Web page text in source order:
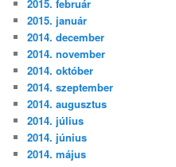
2015. február
2015. január
2014. december
2014. november
2014. október
2014. szeptember
2014. augusztus
2014. július
2014. június
2014. május